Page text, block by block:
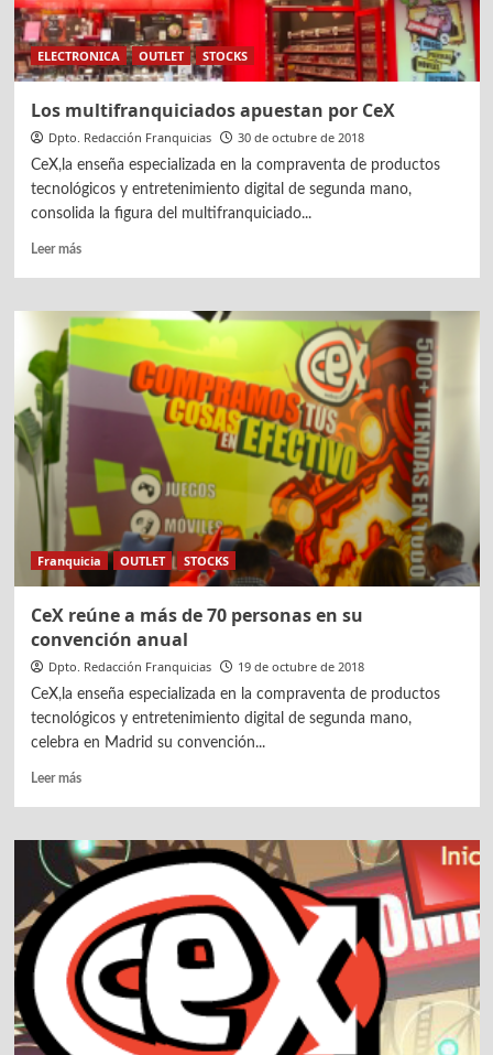
ELECTRONICA OUTLET STOCKS
Los multifranquiciados apuestan por CeX
Dpto. Redacción Franquicias 30 de octubre de 2018
CeX,la enseña especializada en la compraventa de productos
tecnológicos y entretenimiento digital de segunda mano,
consolida la figura del multifranquiciado...
Leer másLeer
Los
multifranquiciados
por
Franquicia OUTLET STOCKS
CeX reúne a más de 70 personas en su
convención anual
Dpto. Redacción Franquicias 19 de octubre de 2018
CeX,la enseña especializada en la compraventa de productos
tecnológicos y entretenimiento digital de segunda mano,
celebra en Madrid su convención...
Leer másLeer
CeX
reúne
a
más
70
personas
en
su
convención
anual